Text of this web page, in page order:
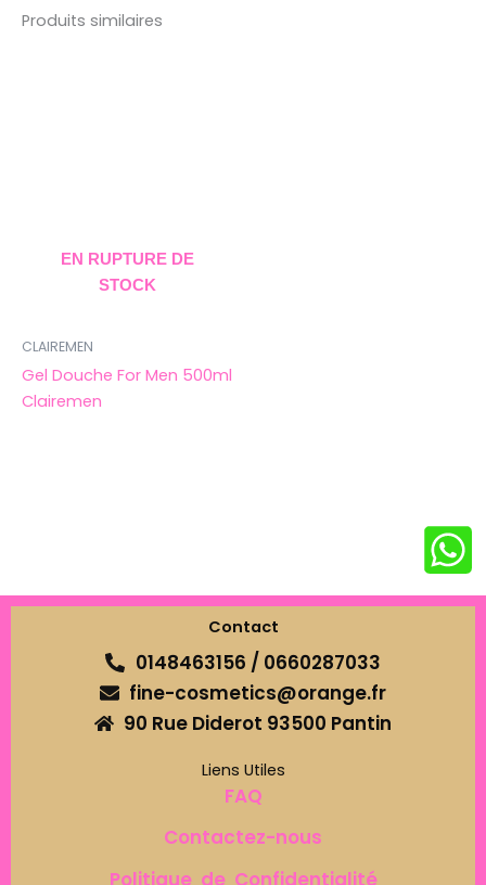
Produits similaires
EN RUPTURE DE
STOCK
CLAIREMEN
Gel Douche For Men 500ml
Clairemen
Contact
0148463156 / 0660287033
fine-cosmetics@orange.fr
90 Rue Diderot 93500 Pantin
Liens Utiles
FAQ
Contactez-nous
Politique de Confidentialité